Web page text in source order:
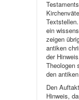
ein
zeigen
antiken
der
Theologen
den
Den
Hinweis,